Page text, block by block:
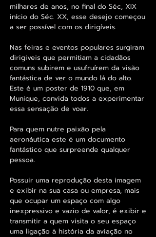
milhares de anos, no final do Séc, XIX
início do Séc. XX, esse desejo começou
a ser possível com os dirigíveis.
Nas feiras e eventos populares surgiram
dirigiveis que permitiam a cidadãos
comuns subirem e usufruírem da visão
fantástica de ver o mundo lá do alto.
Este é um poster de 1910 que, em
Munique, convida todos a experimentar
essa sensação de voar.
Para quem nutre paixão pela
aeronáutica este é um documento
fantástico que surpreende qualquer
pessoa.
Possuir uma reprodução desta imagem
e exibir na sua casa ou empresa, mais
que ocupar um espaço com algo
inexpressivo e vazio de valor, é exibir e
transmitir a quem visita o seu espaço
uma ligação à história da aviação no